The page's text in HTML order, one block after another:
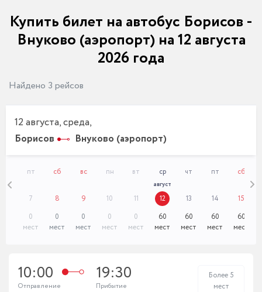
Купить билет на автобус Борисов -
Внуково (аэропорт) на 12 августа
2026 года
Найдено 3 рейсов
12 августа, среда,
Борисов
Внуково (аэропорт)
пт
7
0
мест
сб
8
0
мест
вс
9
0
мест
пн
10
0
мест
вт
11
0
мест
ср
август
12
60
мест
чт
13
60
мест
пт
14
60
мест
сб
15
60
мест
10:00
Отправление
19:30
Прибытие
Более 5
мест